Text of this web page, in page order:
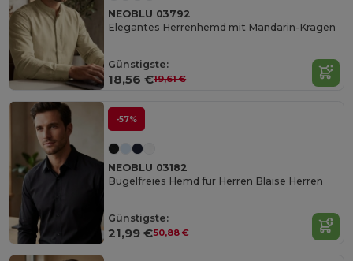
NEOBLU 03792
Elegantes Herrenhemd mit Mandarin-Kragen
Günstigste:
18,56 €19,61 €
-57%
NEOBLU 03182
Bügelfreies Hemd für Herren Blaise Herren
Günstigste:
21,99 €50,88 €